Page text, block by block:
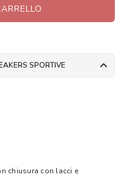
SPORTIVE
chiusura con lacci e